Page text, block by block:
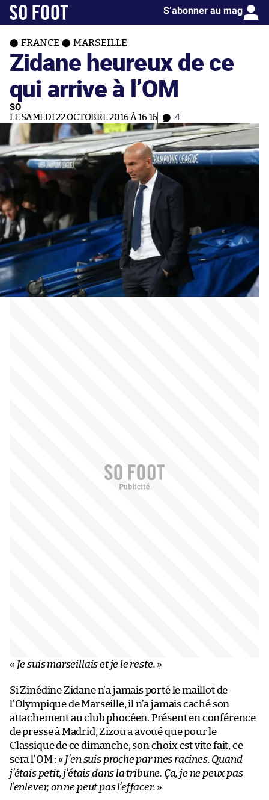
S’abonner au mag
FRANCE MARSEILLE
Zidane heureux de ce
qui arrive à l’OM
SO
LE SAMEDI 22 OCTOBRE 2016 À 16:16 4
« Je suis marseillais et je le reste. »
Si Zinédine Zidane n’a jamais porté le maillot de
l’Olympique de Marseille, il n’a jamais caché son
attachement au club phocéen. Présent en conférence
de presse à Madrid, Zizou a avoué que pour le
Classique de ce dimanche, son choix est vite fait, ce
sera l’OM : « J’en suis proche par mes racines. Quand
j’étais petit, j’étais dans la tribune. Ça, je ne peux pas
l’enlever, on ne peut pas l’effacer. »